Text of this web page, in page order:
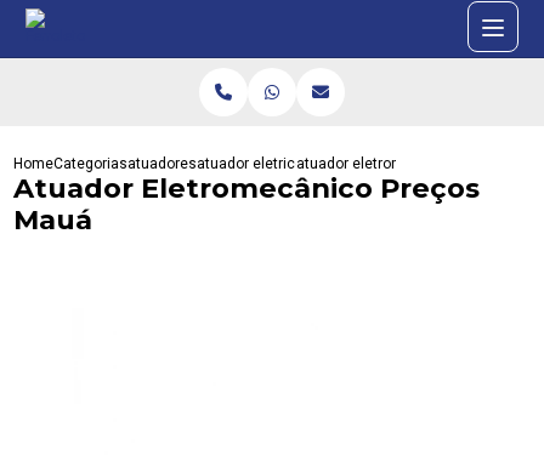
HomeCategoriasatuadoresatuador eletrico rotativoatuador eletromecanico precos
Atuador Eletromecânico Preços
Mauá